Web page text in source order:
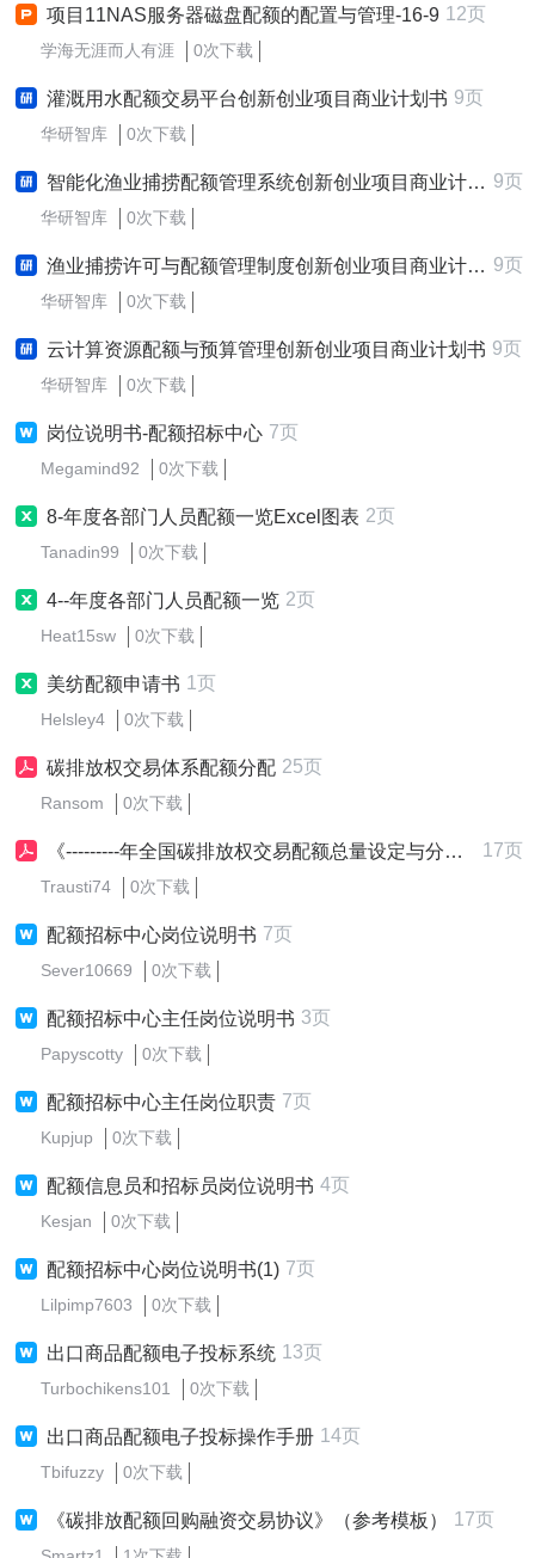
项目11NAS服务器磁盘配额的配置与管理-16-9 12页
学海无涯而人有涯 0次下载
灌溉用水配额交易平台创新创业项目商业计划书 9页
华研智库 0次下载
智能化渔业捕捞配额管理系统创新创业项目商业计划书 9页
华研智库 0次下载
渔业捕捞许可与配额管理制度创新创业项目商业计划书 9页
华研智库 0次下载
云计算资源配额与预算管理创新创业项目商业计划书 9页
华研智库 0次下载
岗位说明书-配额招标中心 7页
Megamind92 0次下载
8-年度各部门人员配额一览Excel图表 2页
Tanadin99 0次下载
4--年度各部门人员配额一览 2页
Heat15sw 0次下载
美纺配额申请书 1页
Helsley4 0次下载
碳排放权交易体系配额分配 25页
Ransom 0次下载
《---------年全国碳排放权交易配额总量设定与分配实施方案（发电行业）》(-) 17页
Trausti74 0次下载
配额招标中心岗位说明书 7页
Sever10669 0次下载
配额招标中心主任岗位说明书 3页
Papyscotty 0次下载
配额招标中心主任岗位职责 7页
Kupjup 0次下载
配额信息员和招标员岗位说明书 4页
Kesjan 0次下载
配额招标中心岗位说明书(1) 7页
Lilpimp7603 0次下载
出口商品配额电子投标系统 13页
Turbochikens101 0次下载
出口商品配额电子投标操作手册 14页
Tbifuzzy 0次下载
《碳排放配额回购融资交易协议》（参考模板） 17页